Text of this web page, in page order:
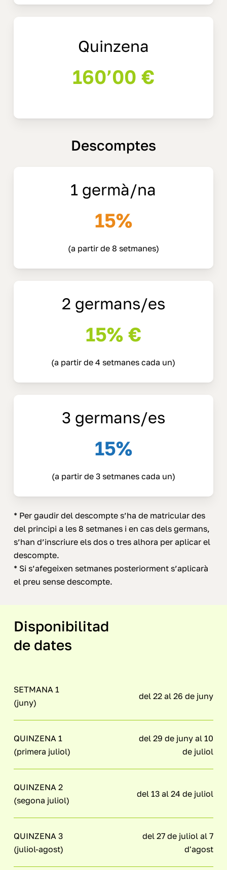
Quinzena
160’00 €
Descomptes
1 germà/na
15%
(a partir de 8 setmanes)
2 germans/es
15% €
(a partir de 4 setmanes cada un)
3 germans/es
15%
(a partir de 3 setmanes cada un)
* Per gaudir del descompte s’ha de matricular des
del principi a les 8 setmanes i en cas dels germans,
s’han d’inscriure els dos o tres alhora per aplicar el
descompte.
* Si s’afegeixen setmanes posteriorment s’aplicarà
el preu sense descompte.
Disponibilitad
de dates
SETMANA 1
(juny)
del 22 al 26 de juny
QUINZENA 1
(primera juliol)
del 29 de juny al 10
de juliol
QUINZENA 2
(segona juliol)
del 13 al 24 de juliol
QUINZENA 3
(juliol-agost)
del 27 de juliol al 7
d'agost